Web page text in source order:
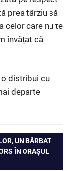
prea târziu să
celor care nu te
învățat că
o distribui cu
departe
UN BĂRBAT
ÎN ORAȘUL